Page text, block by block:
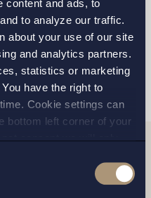
content and ads, to
to analyze our traffic.
about your use of our site
and analytics partners.
statistics or marketing
have the right to
Cookie settings can
bottom left corner of your
consent we will only
on cookies and our